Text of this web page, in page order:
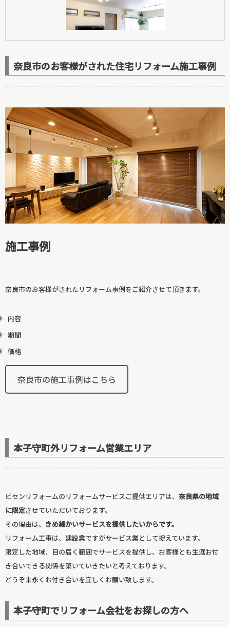
廊下リフォーム
寝室リフォーム
玄関リフォーム
奈良市のお客様がされた住宅リフォーム施工事例
施工事例
奈良市のお客様がされたリフォーム事例をご紹介させて頂きます。
内容
期間
価格
奈良市の施工事例はこちら
本子守町外リフォーム営業エリア
ビセンリフォームのリフォームサービスご提供エリアは、 奈良県の地域
に限定させていただいております。
その理由は、 きめ細かいサービスを提供したいからです。
リフォーム工事は、建設業ですがサービス業として捉えています。
限定した地域、目の届く範囲でサービスを提供し、お客様とも生涯お付
き合いできる関係を築いていきたいと考えております。
どうぞ末永くお付き合いを宜しくお願い致します。
本子守町でリフォーム会社をお探しの方へ